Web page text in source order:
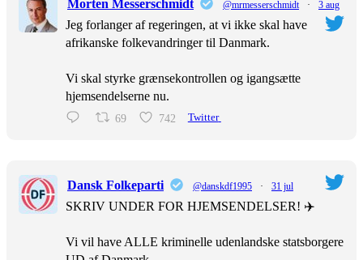
Morten Messerschmidt @mrmesserschmidt · 3 aug
Jeg forlanger af regeringen, at vi ikke skal have
afrikanske folkevandringer til Danmark.
Vi skal styrke grænsekontrollen og igangsætte
hjemsendelserne nu.
69 742 Twitter
Dansk Folkeparti @danskdf1995 · 31 jul
SKRIV UNDER FOR HJEMSENDELSER! ✈️
Vi vil have ALLE kriminelle udenlandske statsborgere